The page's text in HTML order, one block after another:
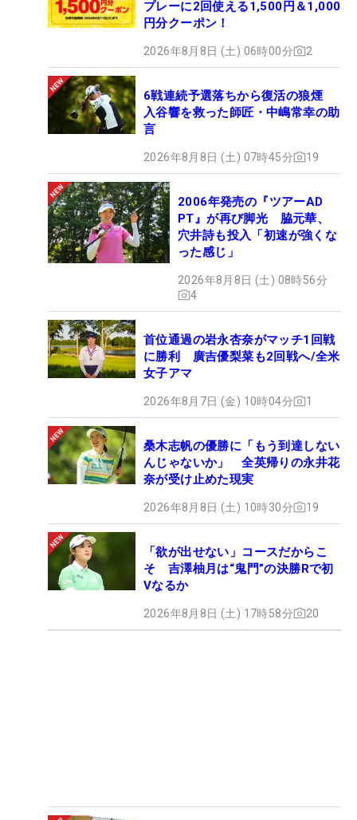
プレーに2回使える1,500円＆1,000
円分クーポン！
2026年8月8日 (土) 06時00分 2
6戦連続予選落ちから復活の狼煙
入谷響を救った師匠・中嶋常幸の助
言
2026年8月8日 (土) 07時45分 19
2006年発売の『ツアーAD
PT』が再び脚光 脇元華、
穴井詩も投入「初速が強くな
った感じ」
2026年8月8日 (土) 08時56分
4
首位通過の岩永杏奈がマッチ1回戦
に勝利 廣吉優梨菜も2回戦へ/全米
女子アマ
2026年8月7日 (金) 10時04分 1
桑木志帆の優勝に「もう到達しない
んじゃないか」 全英帰りの永井花
奈が受け止めた現実
2026年8月8日 (土) 10時30分 19
「欲が出せない」コースだからこ
そ 吉澤柚月は“鬼門”の決勝Rで初
Vなるか
2026年8月8日 (土) 17時58分 20